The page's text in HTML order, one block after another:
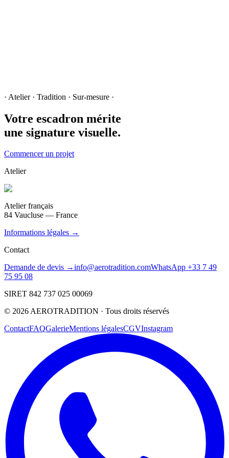
· Atelier · Tradition · Sur-mesure ·
Votre escadron mérite
une signature visuelle.
Commencer un projet
Atelier
Atelier français
84 Vaucluse — France
Informations légales →
Contact
Demande de devis →info@aerotradition.comWhatsApp +33 7 49
75 95 08
SIRET 842 737 025 00069
© 2026AEROTRADITION · Tous droits réservés
ContactFAQGalerieMentions légalesCGVInstagram